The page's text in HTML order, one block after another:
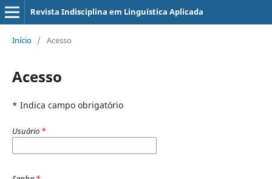
Revista Indisciplina em Linguística Aplicada
Início / Acesso
Acesso
* Indica campo obrigatório
Usuário *